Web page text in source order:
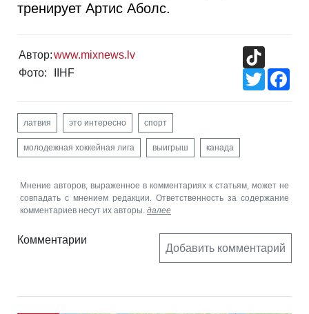
тренирует Артис Аболс.
Автор:www.mixnews.lv
Фото:
IIHF
Twitter
латвия это интересно спорт
молодежная хоккейная лига выигрыш канада
Мнение авторов, выраженное в комментариях к статьям, может не
совпадать с мнением редакции. Ответственность за содержание
комментариев несут их авторы. далее
Комментарии
Добавить комментарий